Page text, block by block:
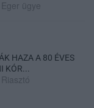
Eger ügye
HAZA A 80 ÉVES
KÓR...
Riasztó